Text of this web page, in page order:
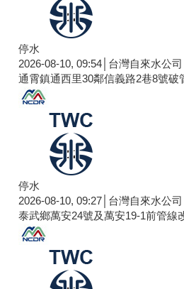
停水
2026-08-10, 09:54│台灣自來水公司
通霄鎮通西里30鄰信義路2巷8號破
停水
2026-08-10, 09:27│台灣自來水公司
泰武鄉萬安24號及萬安19-1前管線